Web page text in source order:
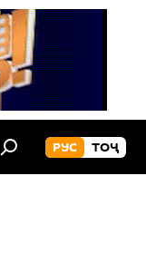
РУС ТОҶ